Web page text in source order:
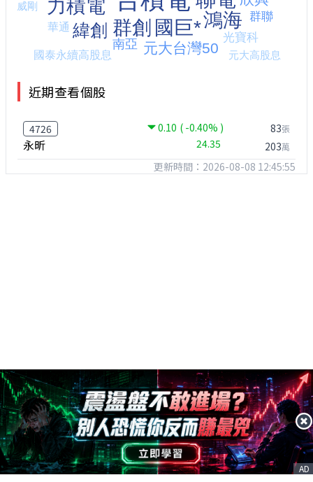
近期查看個股
4726 0.10 ( -0.40% )
永昕 24.35
83張
203萬
更新時間：2026-08-08 12:45:55
AD